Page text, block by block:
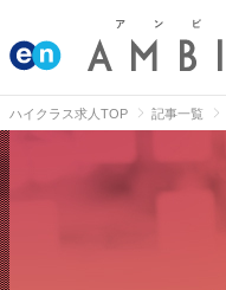
ハイクラス求人TOP 記事一覧